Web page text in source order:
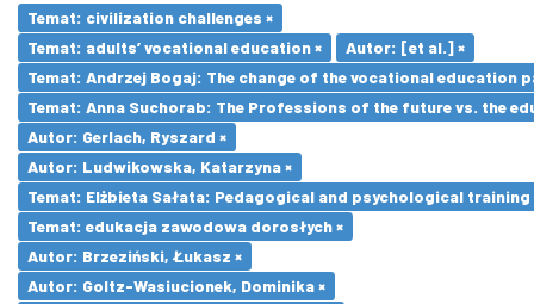
Temat: civilization challenges ×
Temat: adults’ vocational education ×
Autor: [et al.] ×
Temat: Andrzej Bogaj: The change of the vocational education
Temat: Anna Suchorab: The Professions of the future vs. the
Autor: Gerlach, Ryszard ×
Autor: Ludwikowska, Katarzyna ×
Temat: Elżbieta Sałata: Pedagogical and psychological
Temat: edukacja zawodowa dorosłych ×
Autor: Brzeziński, Łukasz ×
Autor: Goltz-Wasiucionek, Dominika ×